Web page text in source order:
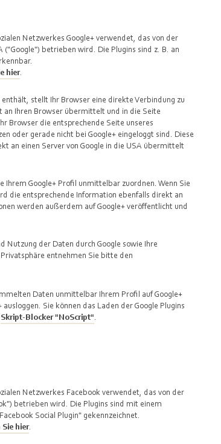
Netzwerkes Google+ verwendet, das von der
betrieben wird. Die Plugins sind z. B. an
hier.
stellt Ihr Browser eine direkte Verbindung zu
an Ihren Browser übermittelt und in die Seite
Browser die entsprechende Seite unseres
oder gerade nicht bei Google+ eingeloggt sind. Diese
an einen Server von Google in die USA übermittelt
Ihrem Google+ Profil unmittelbar zuordnen. Wenn Sie
die entsprechende Information ebenfalls direkt an
werden außerdem auf Google+ veröffentlicht und
der Daten durch Google sowie Ihre
entnehmen Sie bitte den
Daten unmittelbar Ihrem Profil auf Google+
Sie können das Laden der Google Plugins
Skript-Blocker "NoScript"
Netzwerkes Facebook verwendet, das von der
betrieben wird. Die Plugins sind mit einem
Social Plugin" gekennzeichnet.
hier.